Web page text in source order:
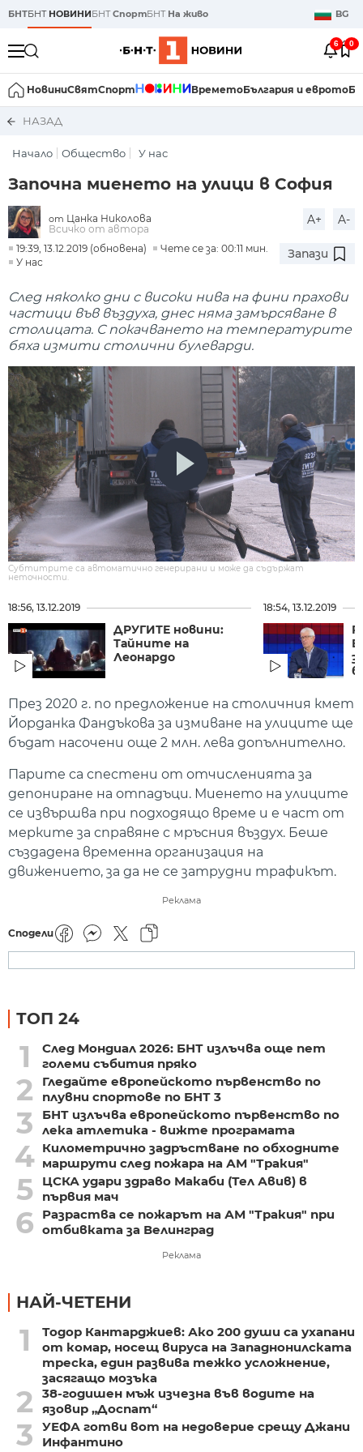
БНТБНТ НОВИНИБНТСпортБНТ На живо BG
6 0
НовиниСвятСпорт ВреметоБългария и еврото
НАЗАД
Начало Общество У нас
Започна миенето на улици в София
от Цанка Николова
Всичко от автора
A+ A-
19:39, 13.12.2019 (обновена)
Чете се за: 00:11 мин.
У нас
Запази
След няколко дни с високи нива на фини прахови
частици във въздуха, днес няма замърсяване в
столицата. С покачването на температурите
бяха измити столични булеварди.
Субтитрите са автоматично генерирани и може да съдържат
неточности.
18:56, 13.12.2019
ДРУГИТЕ новини:
Тайните на
Леонардо
18:54, 13.12.2019
През 2020 г. по предложение на столичния кмет
Йорданка Фандъкова за измиване на улиците ще
бъдат насочени още 2 млн. лева допълнително.
Парите са спестени от отчисленията за
депониране на отпадъци. Миенето на улиците
се извършва при подходящо време и е част от
мерките за справяне с мръсния въздух. Беше
създадена временна организация на
движението, за да не се затрудни трафикът.
Реклама
Сподели
ТОП 24
1
След Мондиал 2026: БНТ излъчва още пет
големи събития пряко
2
Гледайте европейското първенство по
плувни спортове по БНТ 3
3
БНТ излъчва европейското първенство по
лека атлетика - вижте програмата
4 Километрично задръстване по обходните
маршрути след пожара на АМ "Тракия"
5
ЦСКА удари здраво Макаби (Тел Авив) в
първия мач
6
Разраства се пожарът на АМ "Тракия" при
отбивката за Велинград
Реклама
НАЙ-ЧЕТЕНИ
1
Тодор Кантарджиев: Ако 200 души са ухапани
от комар, носещ вируса на Западнонилската
треска, един развива тежко усложнение,
засягащо мозъка
2
38-годишен мъж изчезна във водите на
язовир „Доспат“
3
УЕФА готви вот на недоверие срещу Джани
Инфантино